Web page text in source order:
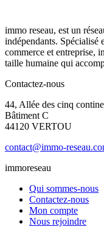
immo reseau, est un
indépendants. Spécialisé
commerce et entreprise,
taille humaine qui
Contactez-nous
44, Allée des cinq
Bâtiment C
44120 VERTOU
contact@immo-
immoreseau
Qui sommes-nous
Contactez-nous
Mon compte
Nous rejoindre